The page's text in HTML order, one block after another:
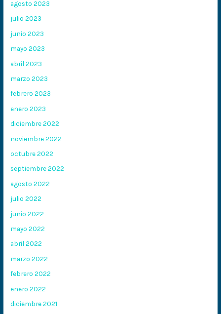
agosto 2023
julio 2023
junio 2023
mayo 2023
abril 2023
marzo 2023
febrero 2023
enero 2023
diciembre 2022
noviembre 2022
octubre 2022
septiembre 2022
agosto 2022
julio 2022
junio 2022
mayo 2022
abril 2022
marzo 2022
febrero 2022
enero 2022
diciembre 2021